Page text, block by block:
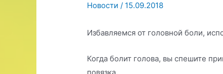
Новости / 15.09.2018
Избавляемся от головной боли,
Когда болит голова, вы спешите